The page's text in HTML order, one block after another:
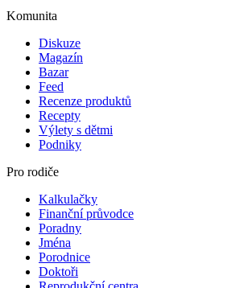
Komunita
Diskuze
Magazín
Bazar
Feed
Recenze produktů
Recepty
Výlety s dětmi
Podniky
Pro rodiče
Kalkulačky
Finanční průvodce
Poradny
Jména
Porodnice
Doktoři